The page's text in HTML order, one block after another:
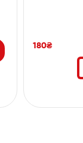
180₴